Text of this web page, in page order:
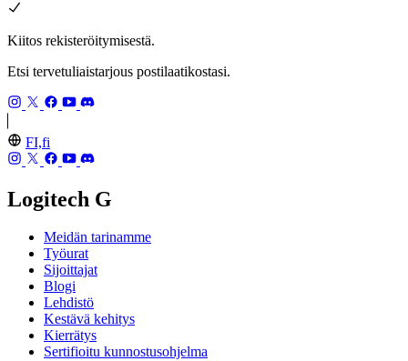
Kiitos rekisteröitymisestä.
Etsi tervetuliaistarjous postilaatikostasi.
FI,fi
Logitech G
Meidän tarinamme
Työurat
Sijoittajat
Blogi
Lehdistö
Kestävä kehitys
Kierrätys
Sertifioitu kunnostusohjelma